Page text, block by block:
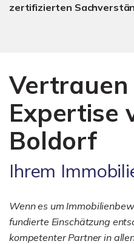
zertifizierten
Vertrauen
Expertise
Boldorf
Ihrem
Wenn es um
fundierte Einschätzung
kompetenter Partner in